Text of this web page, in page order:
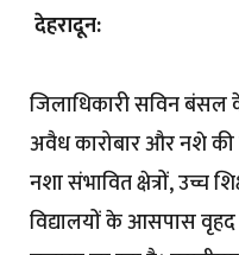
देहरादून:
जिलाधिकारी सविन बंसल
अवैध कारोबार और नशे
नशा संभावित क्षेत्रों, उच्च
विद्यालयों के आसपास वृहद